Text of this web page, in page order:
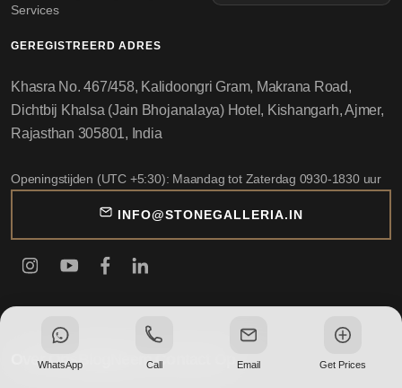
Services
Over OnsBlog Neem Contact Op
GEREGISTREERD ADRES
Khasra No. 467/458, Kalidoongri Gram, Makrana Road,
Dichtbij Khalsa (Jain Bhojanalaya) Hotel, Kishangarh, Ajmer,
Rajasthan 305801, India
Openingstijden (UTC +5:30): Maandag tot Zaterdag 0930-1830 uur
INFO@STONEGALLERIA.IN
WhatsApp Call Email Get Prices